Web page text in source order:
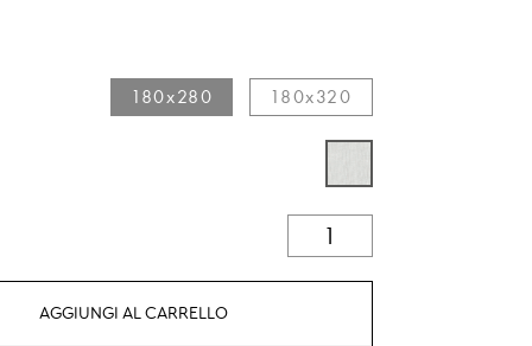
180x280 180x320
AGGIUNGI AL CARRELLO